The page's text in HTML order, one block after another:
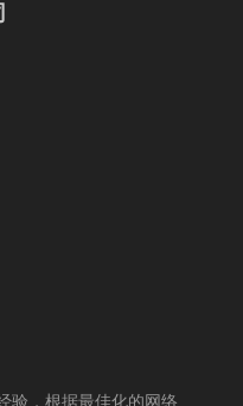
验，根据最佳化的网络